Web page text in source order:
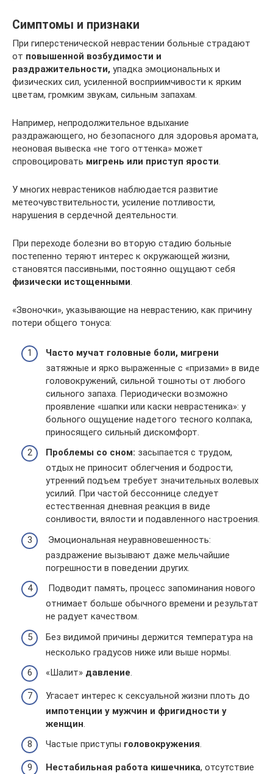
Симптомы и признаки
При гиперстенической неврастении больные страдают
от повышенной возбудимости и
раздражительности, упадка эмоциональных и
физических сил, усиленной восприимчивости к ярким
цветам, громким звукам, сильным запахам.
Например, непродолжительное вдыхание
раздражающего, но безопасного для здоровья аромата,
неоновая вывеска «не того оттенка» может
спровоцировать мигрень или приступ ярости.
У многих неврастеников наблюдается развитие
метеочувствительности, усиление потливости,
нарушения в сердечной деятельности.
При переходе болезни во вторую стадию больные
постепенно теряют интерес к окружающей жизни,
становятся пассивными, постоянно ощущают себя
физически истощенными.
«Звоночки», указывающие на неврастению, как причину
потери общего тонуса:
Часто мучат головные боли, мигрени
затяжные и ярко выраженные с «призами» в виде
головокружений, сильной тошноты от любого
сильного запаха. Периодически возможно
проявление «шапки или каски неврастеника»: у
больного ощущение надетого тесного колпака,
приносящего сильный дискомфорт.
Проблемы со сном: засыпается с трудом,
отдых не приносит облегчения и бодрости,
утренний подъем требует значительных волевых
усилий. При частой бессоннице следует
естественная дневная реакция в виде
сонливости, вялости и подавленного настроения.
Эмоциональная неуравновешенность:
раздражение вызывают даже мельчайшие
погрешности в поведении других.
Подводит память, процесс запоминания нового
отнимает больше обычного времени и результат
не радует качеством.
Без видимой причины держится температура на
несколько градусов ниже или выше нормы.
«Шалит» давление.
Угасает интерес к сексуальной жизни плоть до
импотенции у мужчин и фригидности у
женщин
Частые приступы головокружения.
Нестабильная работа кишечника, отсутствие